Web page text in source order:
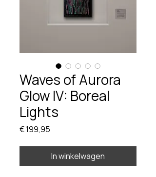
Waves of Aurora
Glow IV: Boreal
Lights
€ 199,95
In winkelwagen